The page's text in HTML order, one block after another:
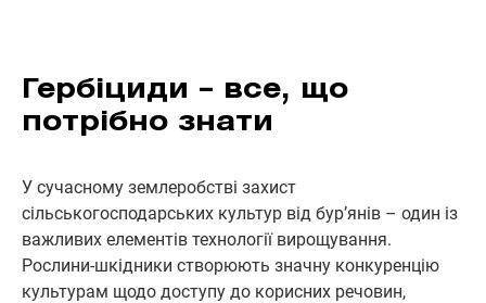
Гербіциди – все, що
потрібно знати
У сучасному землеробстві захист
сільськогосподарських культур від бур’янів – один із
важливих елементів технології вирощування.
Рослини-шкідники створюють значну конкуренцію
культурам щодо доступу до корисних речовин,